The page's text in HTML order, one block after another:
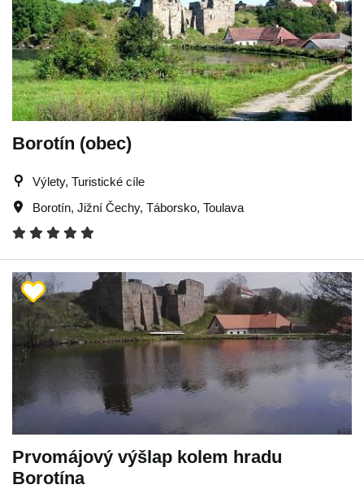
Borotín (obec)
Výlety, Turistické cíle
Borotín, Jižní Čechy, Táborsko, Toulava
Prvomájový výšlap kolem hradu
Borotína